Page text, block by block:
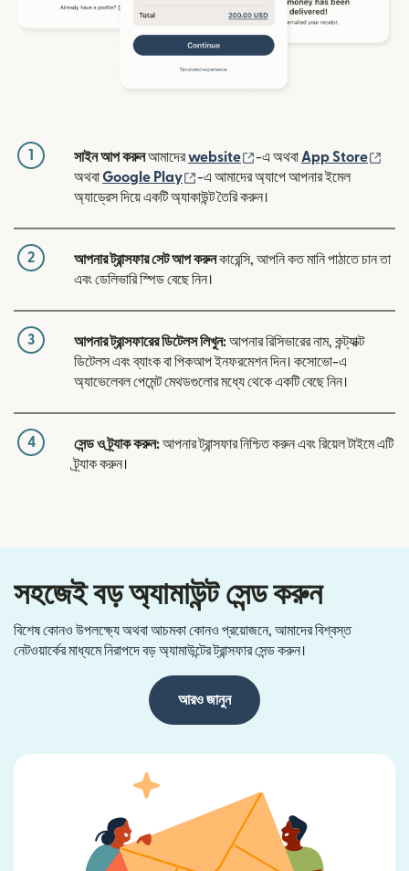
1 সাইন আপ করুনআমাদেরwebsite (নতুন উইন্ডোতে খুলবে)
-এ অথবাApp Store
অথবাGoogle Play (নতুন উইন্ডোতে খুলবে)
-এ আমাদের অ্যাপে আপনার ইমেল
অ্যাড্রেস দিয়ে একটি অ্যাকাউন্ট তৈরি করুন।
2 আপনার ট্রান্সফার সেট আপ করুনকারেন্সি, আপনি কত মানি পাঠাতে চান তা
এবং ডেলিভারি স্পিড বেছে নিন।
3 আপনার ট্রান্সফারের ডিটেলস লিখুন:আপনার রিসিভারের নাম, কন্ট্যাক্ট
ডিটেলস এবং ব্যাংক বা পিকআপ ইনফরমেশন দিন। কসোভো-এ
অ্যাভেলেবল পেমেন্ট মেথডগুলোর মধ্যে থেকে একটি বেছে নিন।
4 সেন্ড ও ট্র্যাক করুন:আপনার ট্রান্সফার নিশ্চিত করুন এবং রিয়েল টাইমে এটি
ট্র্যাক করুন।
সহজেই বড় অ্যামাউন্ট সেন্ড করুন
বিশেষ কোনও উপলক্ষ্যে অথবা আচমকা কোনও প্রয়োজনে, আমাদের বিশ্বস্ত
নেটওয়ার্কের মাধ্যমে নিরাপদে বড় অ্যামাউন্টের ট্রান্সফার সেন্ড করুন।
আরও জানুন